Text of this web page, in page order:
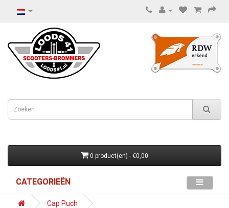
0 product(en) - €0,00
CATEGORIEËN
Cap Puch